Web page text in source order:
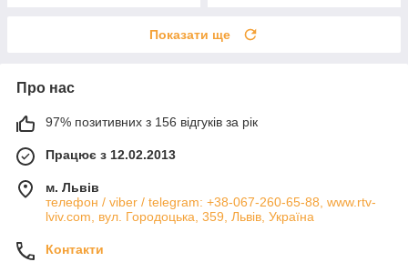
Показати ще
Про нас
97% позитивних з 156 відгуків за рік
Працює з 12.02.2013
м. Львів
телефон / viber / telegram: +38-067-260-65-88, www.rtv-
lviv.com, вул. Городоцька, 359, Львів, Україна
Контакти